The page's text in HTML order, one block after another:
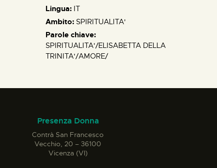
Lingua: IT
Ambito: SPIRITUALITA'
Parole chiave:
SPIRITUALITA'/ELISABETTA DELLA
TRINITA'/AMORE/
Presenza Donna
Contrà San Francesco
Vecchio, 20 – 36100
Vicenza (VI)